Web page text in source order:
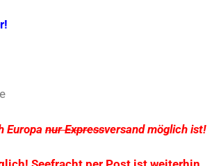
Europanur Expressversand möglich ist!